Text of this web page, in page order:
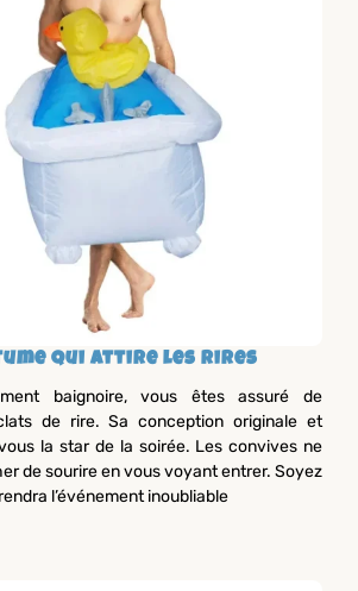
qui attire les rires
baignoire, vous êtes assuré de
de rire. Sa conception originale et
la star de la soirée. Les convives ne
de sourire en vous voyant entrer. Soyez
l’événement inoubliable